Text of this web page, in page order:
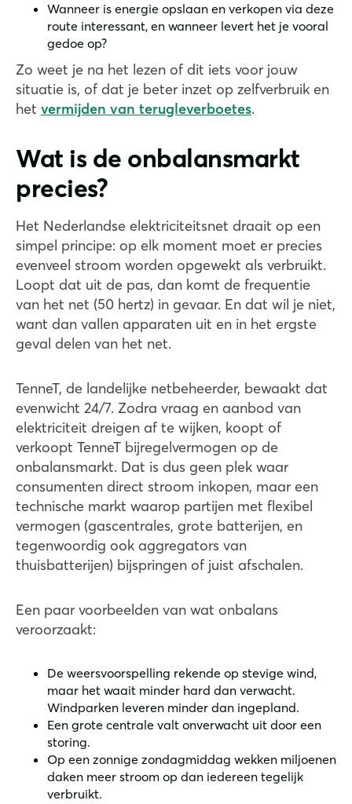
Wanneer is energie opslaan en verkopen via deze
route interessant, en wanneer levert het je vooral
gedoe op?
Zo weet je na het lezen of dit iets voor jouw
situatie is, of dat je beter inzet op zelfverbruik en
het vermijden van terugleverboetes.
Wat is de onbalansmarkt
precies?
Het Nederlandse elektriciteitsnet draait op een
simpel principe: op elk moment moet er precies
evenveel stroom worden opgewekt als verbruikt.
Loopt dat uit de pas, dan komt de frequentie
van het net (50 hertz) in gevaar. En dat wil je niet,
want dan vallen apparaten uit en in het ergste
geval delen van het net.
TenneT, de landelijke netbeheerder, bewaakt dat
evenwicht 24/7. Zodra vraag en aanbod van
elektriciteit dreigen af te wijken, koopt of
verkoopt TenneT bijregelvermogen op de
onbalansmarkt. Dat is dus geen plek waar
consumenten direct stroom inkopen, maar een
technische markt waarop partijen met flexibel
vermogen (gascentrales, grote batterijen, en
tegenwoordig ook aggregators van
thuisbatterijen) bijspringen of juist afschalen.
Een paar voorbeelden van wat onbalans
veroorzaakt:
De weersvoorspelling rekende op stevige wind,
maar het waait minder hard dan verwacht.
Windparken leveren minder dan ingepland.
Een grote centrale valt onverwacht uit door een
storing.
Op een zonnige zondagmiddag wekken miljoenen
daken meer stroom op dan iedereen tegelijk
verbruikt.